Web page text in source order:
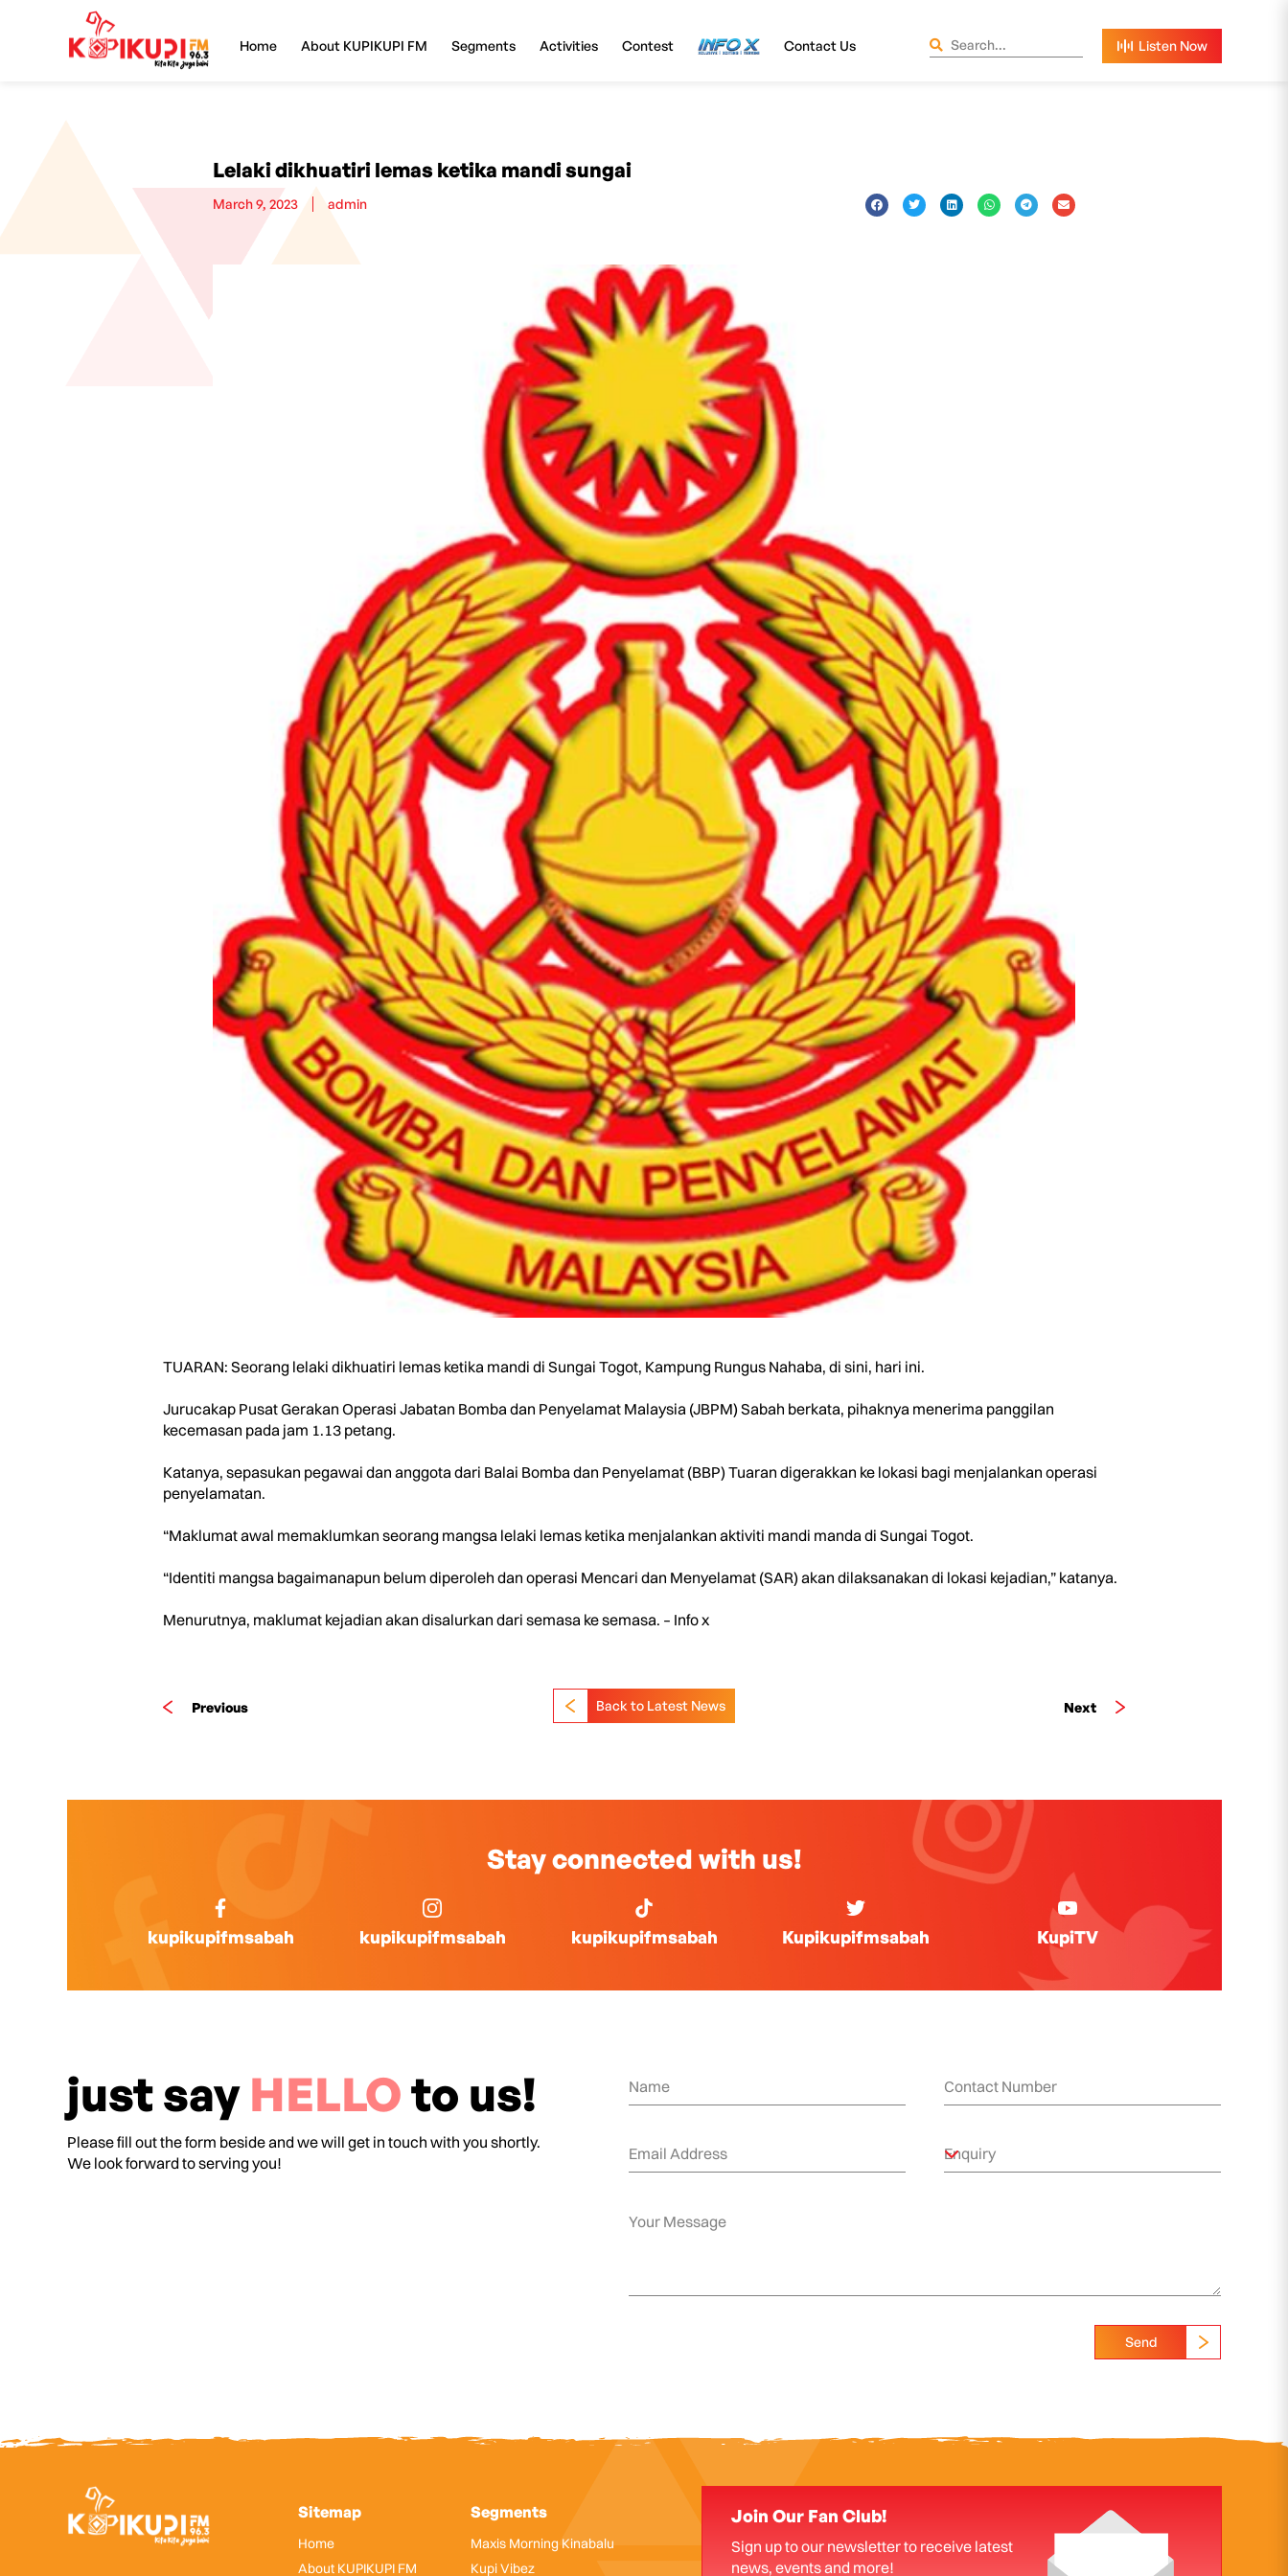
Home About KUPIKUPI FM Segments Activities Contest InfoX Contact Us
Lelaki dikhuatiri lemas ketika mandi sungai
March 9, 2023 admin
TUARAN: Seorang lelaki dikhuatiri lemas ketika mandi di Sungai Togot, Kampung Rungus Nahaba, di sini, hari ini.
Jurucakap Pusat Gerakan Operasi Jabatan Bomba dan Penyelamat Malaysia (JBPM) Sabah berkata, pihaknya menerima panggilan
kecemasan pada jam 1.13 petang.
Katanya, sepasukan pegawai dan anggota dari Balai Bomba dan Penyelamat (BBP) Tuaran digerakkan ke lokasi bagi menjalankan operasi
penyelamatan.
“Maklumat awal memaklumkan seorang mangsa lelaki lemas ketika menjalankan aktiviti mandi manda di Sungai Togot.
“Identiti mangsa bagaimanapun belum diperoleh dan operasi Mencari dan Menyelamat (SAR) akan dilaksanakan di lokasi kejadian,” katanya.
Menurutnya, maklumat kejadian akan disalurkan dari semasa ke semasa. – Info x
Previous Next
Back to Latest News
Stay connected with us!
kupikupifmsabah kupikupifmsabah kupikupifmsabah Kupikupifmsabah KupiTV
just say HELLOto us!
Please fill out the form beside and we will get in touch with you shortly.
We look forward to serving you!
Send
Sitemap
Home
About KUPIKUPI FM
Segments
Maxis Morning Kinabalu
Kupi Vibez
Join Our Fan Club!
Sign up to our newsletter to receive latest
news, events and more!